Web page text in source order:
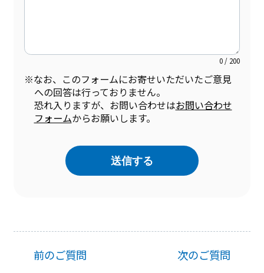
0 / 200
※なお、このフォームにお寄せいただいたご意見
への回答は行っておりません。
恐れ入りますが、お問い合わせはお問い合わせ
フォームからお願いします。
送信する
前のご質問 次のご質問